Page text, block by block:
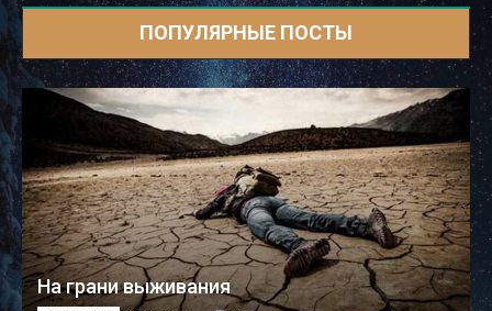
ПОПУЛЯРНЫЕ ПОСТЫ
На грани выживания